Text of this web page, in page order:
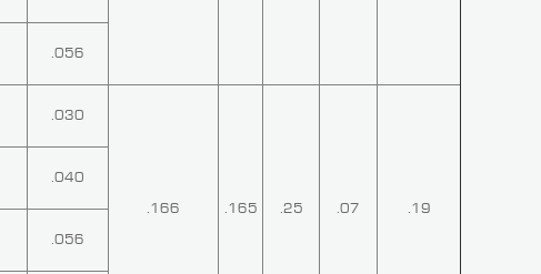
.056
.030
.166 .165 .25 .07 .19
.040
.056